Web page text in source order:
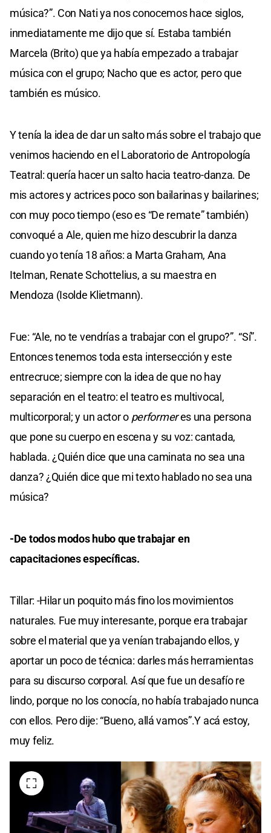
música?”. Con Nati ya nos conocemos hace siglos,
inmediatamente me dijo que sí. Estaba también
Marcela (Brito) que ya había empezado a trabajar
música con el grupo; Nacho que es actor, pero que
también es músico.
Y tenía la idea de dar un salto más sobre el trabajo que
venimos haciendo en el Laboratorio de Antropología
Teatral: quería hacer un salto hacia teatro-danza. De
mis actores y actrices poco son bailarinas y bailarines;
con muy poco tiempo (eso es “De remate” también)
convoqué a Ale, quien me hizo descubrir la danza
cuando yo tenía 18 años: a Marta Graham, Ana
Itelman, Renate Schottelius, a su maestra en
Mendoza (Isolde Klietmann).
Fue: “Ale, no te vendrías a trabajar con el grupo?”. “Sí”.
Entonces tenemos toda esta intersección y este
entrecruce; siempre con la idea de que no hay
separación en el teatro: el teatro es multivocal,
multicorporal; y un actor o performeres una persona
que pone su cuerpo en escena y su voz: cantada,
hablada. ¿Quién dice que una caminata no sea una
danza? ¿Quién dice que mi texto hablado no sea una
música?
-De todos modos hubo que trabajar en
capacitaciones específicas.
Tillar: -Hilar un poquito más fino los movimientos
naturales. Fue muy interesante, porque era trabajar
sobre el material que ya venían trabajando ellos, y
aportar un poco de técnica: darles más herramientas
para su discurso corporal. Así que fue un desafío re
lindo, porque no los conocía, no había trabajado nunca
con ellos. Pero dije: “Bueno, allá vamos”.Y acá estoy,
muy feliz.